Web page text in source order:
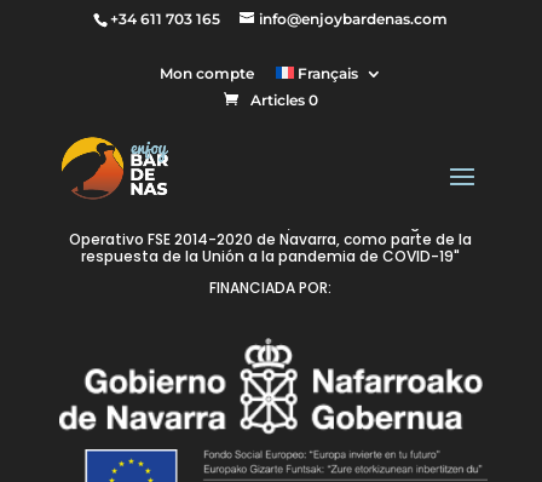
+34 611 703 165 info@enjoybardenas.com
Mon compte
Français
Articles 0
Votre panier est actuellement vide.
" Esta empresa ha recibido una ayuda cofinanciada al
Operativo FSE 2014-2020 de Navarra, como parte de la
respuesta de la Unión a la pandemia de COVID-19"
FINANCIADA POR: